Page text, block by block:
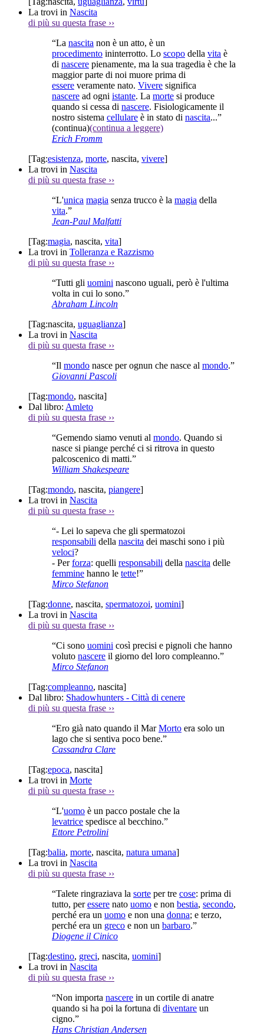
La trovi in Nascita
di più su questa frase ››
“La nascita non è un atto, è un
procedimento ininterrotto. Lo scopo della vita è
di nascere pienamente, ma la sua tragedia è che la
maggior parte di noi muore prima di
essere veramente nato. Vivere significa
nascere ad ogni istante. La morte si produce
quando si cessa di nascere. Fisiologicamente il
nostro sistema cellulare è in stato di nascita...”
(continua)(continua a leggere)
Erich Fromm
[Tag:esistenza, morte, nascita, vivere]
La trovi in Nascita
di più su questa frase ››
“L'unica magia senza trucco è la magia della
vita.”
Jean-Paul Malfatti
[Tag:magia, nascita, vita]
La trovi in Tolleranza e Razzismo
di più su questa frase ››
“Tutti gli uomini nascono uguali, però è l'ultima
volta in cui lo sono.”
Abraham Lincoln
[Tag:nascita, uguaglianza]
La trovi in Nascita
di più su questa frase ››
“Il mondo nasce per ognun che nasce al mondo.”
Giovanni Pascoli
[Tag:mondo, nascita]
Dal libro: Amleto
di più su questa frase ››
“Gemendo siamo venuti al mondo. Quando si
nasce si piange perché ci si ritrova in questo
palcoscenico di matti.”
William Shakespeare
[Tag:mondo, nascita, piangere]
La trovi in Nascita
di più su questa frase ››
“- Lei lo sapeva che gli spermatozoi
responsabili della nascita dei maschi sono i più
veloci?
- Perforza: quelli responsabili della nascita delle
femmine hanno le tette!”
Mirco Stefanon
[Tag:donne, nascita, spermatozoi, uomini]
La trovi in Nascita
di più su questa frase ››
“Ci sono uomini così precisi e pignoli che hanno
voluto nascere il giorno del loro compleanno.”
Mirco Stefanon
[Tag:compleanno, nascita]
Dal libro: Shadowhunters - Città di cenere
di più su questa frase ››
“Ero già nato quando il MarMorto era solo un
lago che si sentiva poco bene.”
Cassandra Clare
[Tag:epoca, nascita]
La trovi in Morte
di più su questa frase ››
“L'uomo è un pacco postale che la
levatrice spedisce al becchino.”
Ettore Petrolini
[Tag:balia, morte, nascita, natura umana]
La trovi in Nascita
di più su questa frase ››
“Talete ringraziava la sorte per tre cose: prima di
tutto, peressere nato uomo e non bestia, secondo,
perché era un uomo e non una donna; e terzo,
perché era un greco e non un barbaro.”
Diogene il Cinico
[Tag:destino, greci, nascita, uomini]
La trovi in Nascita
di più su questa frase ››
“Non importa nascere in un cortile di anatre
quando si ha poi la fortuna di diventare un
cigno.”
Hans Christian Andersen